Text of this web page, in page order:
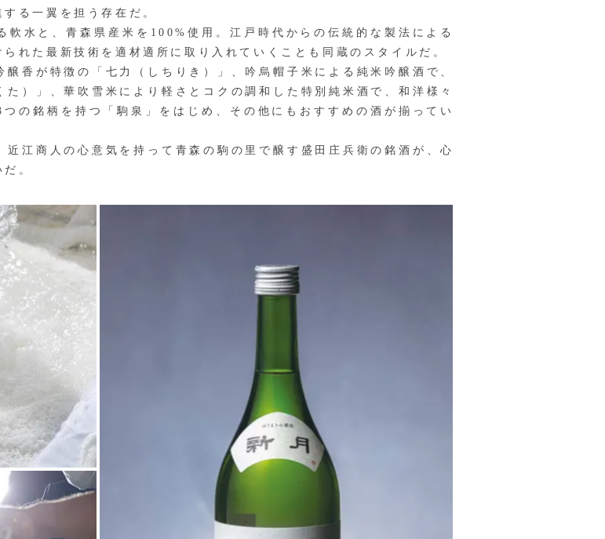
る一翼を担う存在だ。
水と、青森県産米を1‌0‌0‌%使用。江戸時代からの伝統的な製法による
れた最新技術を適材適所に取り入れていくことも同蔵のスタイルだ。
香が特徴の「七力（しちりき）」、吟烏帽子米による純米吟醸酒で、
）」、華吹雪米により軽さとコクの調和した特別純米酒で、和洋様々
の銘柄を持つ「駒泉」をはじめ、その他にもおすすめの酒が揃ってい
江商人の心意気を持って青森の駒の里で醸す盛田庄兵衛の銘酒が、心
。